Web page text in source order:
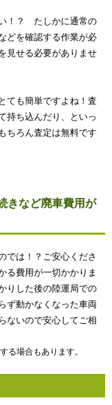
！？ たしかに通常の
どを確認する作業が必
見せる必要がありませ
ても簡単ですよね！査
持ち込んだり、といっ
ちろん査定は無料です
きなど廃車費用が
では！？ご安心くださ
る費用が一切かかりま
りした後の陸運局での
ず動かなくなった車両
ないので安心してご相
る場合もあります。